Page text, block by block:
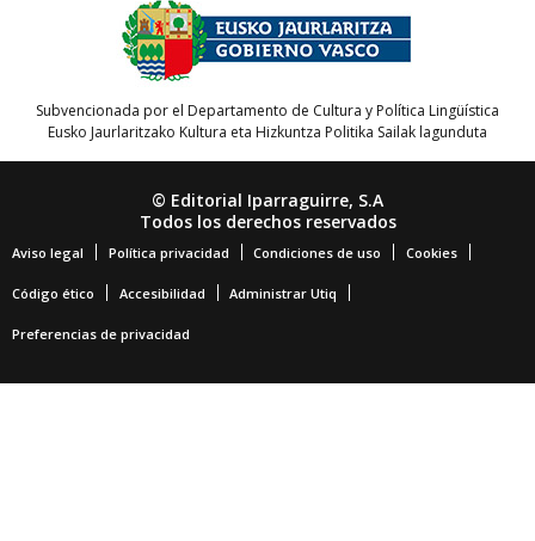
Subvencionada por el Departamento de Cultura y Política Lingüística
Eusko Jaurlaritzako Kultura eta Hizkuntza Politika Sailak lagunduta
© Editorial Iparraguirre, S.A
Todos los derechos reservados
Aviso legal Política privacidad Condiciones de uso Cookies
Código ético Accesibilidad Administrar Utiq
Preferencias de privacidad